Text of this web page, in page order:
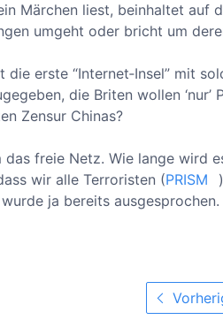
Märchen liest, beinhaltet auf
umgeht oder bricht um
die erste “Internet‐Insel” mit
die Briten wollen
Zensur Chinas?
das freie Netz. Wie lange wird
wir alle Terroristen (PRISM
ja bereits ausgesprochen.